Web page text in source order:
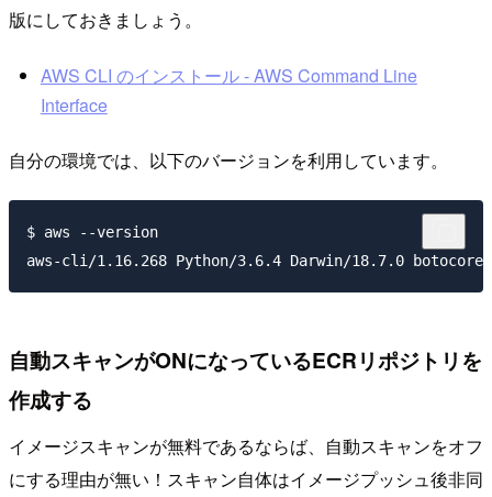
版にしておきましょう。
AWS CLI のインストール - AWS Command Line
Interface
自分の環境では、以下のバージョンを利用しています。
$ aws --version
自動スキャンがONになっているECRリポジトリを
作成する
イメージスキャンが無料であるならば、自動スキャンをオフ
にする理由が無い！スキャン自体はイメージプッシュ後非同